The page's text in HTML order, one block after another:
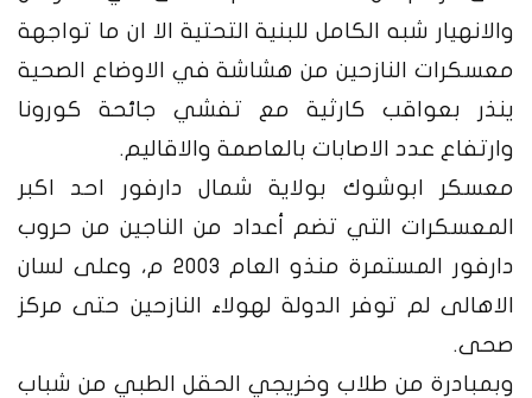
والانهيار شبه الكامل للبنية التحتية الا ان ما تواجهة
معسكرات النازحين من هشاشة في الاوضاع الصحية
ينذر بعواقب كارثية مع تفشي جائحة كورونا
وارتفاع عدد الاصابات بالعاصمة والاقاليم.
معسكر ابوشوك بولاية شمال دارفور احد اكبر
المعسكرات التي تضم أعداد من الناجين من حروب
دارفور المستمرة منذو العام 2003 م، وعلى لسان
الاهالى لم توفر الدولة لهولاء النازحين حتى مركز
صحى.
وبمبادرة من طلاب وخريجي الحقل الطبي من شباب